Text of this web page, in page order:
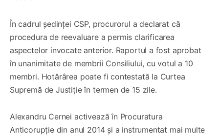
În cadrul ședinței CSP, procurorul a declarat că
procedura de reevaluare a permis clarificarea
aspectelor invocate anterior. Raportul a fost aprobat
în unanimitate de membrii Consiliului, cu votul a 10
membri. Hotărârea poate fi contestată la Curtea
Supremă de Justiție în termen de 15 zile.
Alexandru Cernei activează în Procuratura
Anticorupție din anul 2014 și a instrumentat mai multe